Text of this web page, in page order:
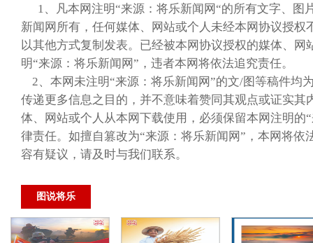
1、凡本网注明“来源：将乐新闻网“的所有文字、图
新闻网所有，任何媒体、网站或个人未经本网协议授权
以其他方式复制发表。已经被本网协议授权的媒体、网
明“来源：将乐新闻网”，违者本网将依法追究责任。
2、本网未注明“来源：将乐新闻网”的文/图等稿件均
传递更多信息之目的，并不意味着赞同其观点或证实其
体、网站或个人从本网下载使用，必须保留本网注明的
律责任。如擅自篡改为“来源：将乐新闻网”，本网将依
容有疑议，请及时与我们联系。
图说将乐